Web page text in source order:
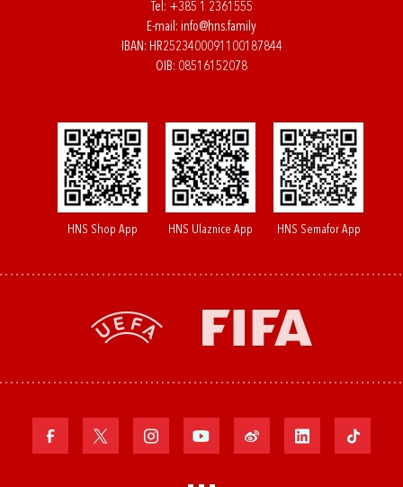
Tel: +385 1 2361555
E-mail: info@hns.family
IBAN: HR2523400091100187844
OIB: 08516152078
HNS Shop App HNS Ulaznice App HNS Semafor App